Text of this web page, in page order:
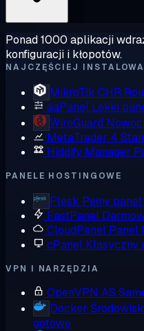
Ponad 1000 aplikacji
konfiguracji i kłopotów.
NAJCZĘŚCIEJ
MikroTik CHR
aaPanel Lekki
WireGuard
MetaTrader 4
Hiddify Manager
PANELE HOSTINGOWE
Plesk Pełny
FastPanel
CloudPanel Panel
cPanel Klasyczny
VPN I NARZĘDZIA
OpenVPN AS
Docker
gotowe